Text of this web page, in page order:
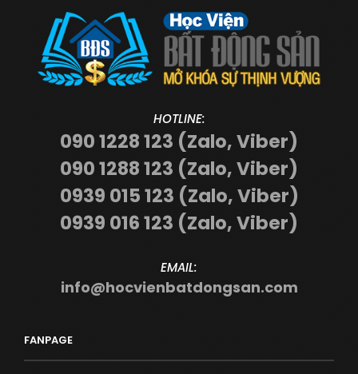
HOTLINE:
090 1228 123 (Zalo, Viber)
090 1288 123 (Zalo, Viber)
0939 015 123 (Zalo, Viber)
0939 016 123 (Zalo, Viber)
EMAIL:
info@hocvienbatdongsan.com
FANPAGE